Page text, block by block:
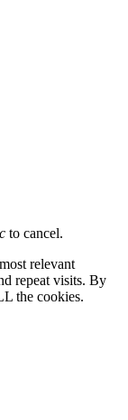
to cancel.
relevant
repeat visits. By
the cookies.